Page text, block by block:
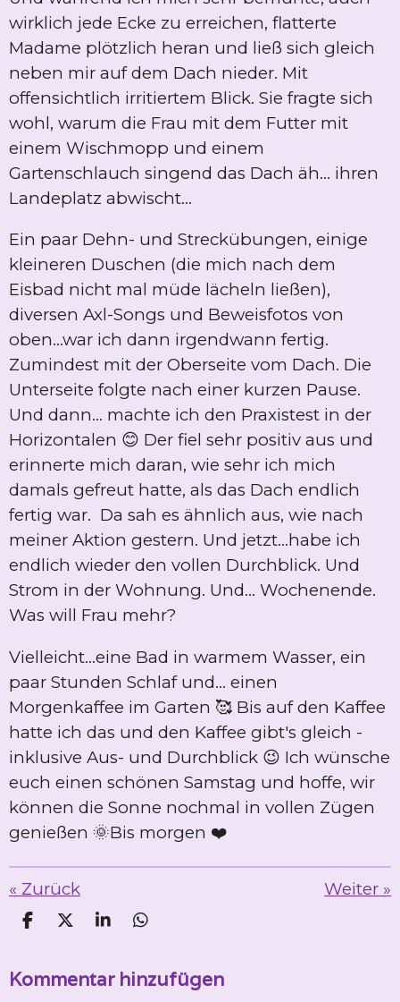
wirklich jede Ecke zu erreichen, flatterte
Madame plötzlich heran und ließ sich gleich
neben mir auf dem Dach nieder. Mit
offensichtlich irritiertem Blick. Sie fragte sich
wohl, warum die Frau mit dem Futter mit
einem Wischmopp und einem
Gartenschlauch singend das Dach äh... ihren
Landeplatz abwischt...
Ein paar Dehn- und Streckübungen, einige
kleineren Duschen (die mich nach dem
Eisbad nicht mal müde lächeln ließen),
diversen Axl-Songs und Beweisfotos von
oben...war ich dann irgendwann fertig.
Zumindest mit der Oberseite vom Dach. Die
Unterseite folgte nach einer kurzen Pause.
Und dann... machte ich den Praxistest in der
Horizontalen 😊 Der fiel sehr positiv aus und
erinnerte mich daran, wie sehr ich mich
damals gefreut hatte, als das Dach endlich
fertig war. Da sah es ähnlich aus, wie nach
meiner Aktion gestern. Und jetzt...habe ich
endlich wieder den vollen Durchblick. Und
Strom in der Wohnung. Und... Wochenende.
Was will Frau mehr?
Vielleicht...eine Bad in warmem Wasser, ein
paar Stunden Schlaf und... einen
Morgenkaffee im Garten 🥰 Bis auf den Kaffee
hatte ich das und den Kaffee gibt's gleich -
inklusive Aus- und Durchblick 😉 Ich wünsche
euch einen schönen Samstag und hoffe, wir
können die Sonne nochmal in vollen Zügen
genießen 🌞Bis morgen ❤️
« Zurück Weiter »
T
l
T
l
T
l
T
l
Kommentar hinzufügen